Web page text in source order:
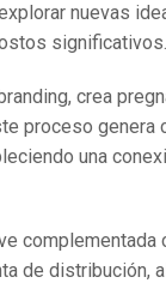
nuevas
significativos.
crea
proceso genera
una
complementada
de distribución,